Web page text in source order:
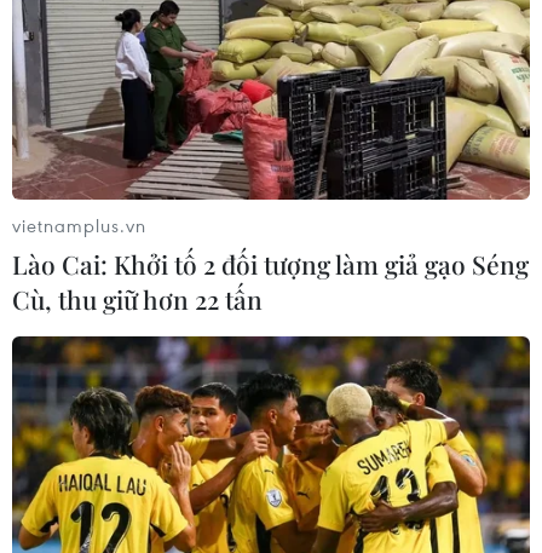
phi hạt nhân hóa bán đảo Triều Tiên một cách hoàn
toàn và có thể kiểm chứng.
Tổng thống Mỹ Donald Trump bắt đầu
thăm chính thức Hàn Quốc
vietnamplus.vn
Lào Cai: Khởi tố 2 đối tượng làm giả gạo Séng
Cù, thu giữ hơn 22 tấn